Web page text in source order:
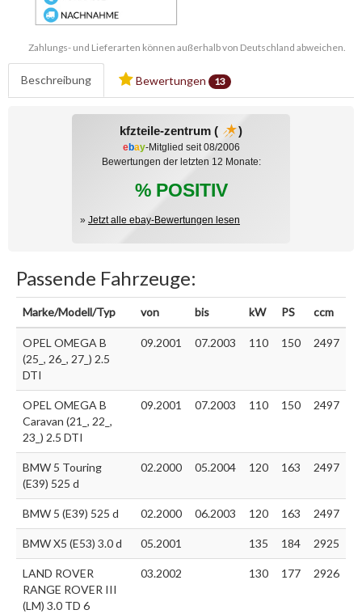
Zahlungs- und Lieferarten können außerhalb von Deutschland abweichen.
Beschreibung Bewertungen 13
kfzteile-zentrum ( )
ebay-Mitglied seit 08/2006
Bewertungen der letzten 12 Monate:
% POSITIV
» Jetzt alle ebay-Bewertungen lesen
Passende Fahrzeuge:
Marke/Modell/Typ von bis kW PS ccm
OPEL OMEGA B
(25_, 26_, 27_) 2.5
DTI
09.2001 07.2003 110 150 2497
OPEL OMEGA B
Caravan (21_, 22_,
23_) 2.5 DTI
09.2001 07.2003 110 150 2497
BMW 5 Touring
(E39) 525 d
02.2000 05.2004 120 163 2497
BMW 5 (E39) 525 d 02.2000 06.2003 120 163 2497
BMW X5 (E53) 3.0 d 05.2001 135 184 2925
LAND ROVER
RANGE ROVER III
(LM) 3.0 TD 6
03.2002 130 177 2926